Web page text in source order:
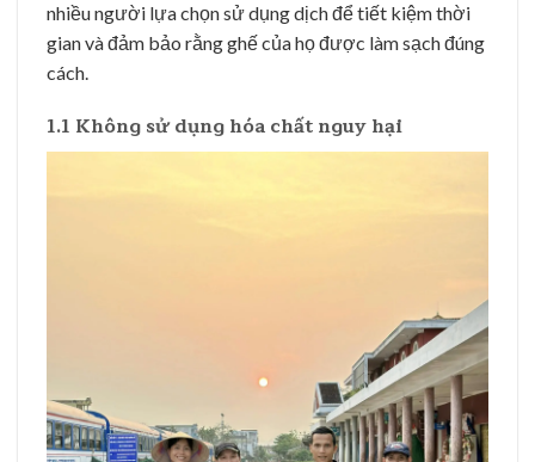
nhiều người lựa chọn sử dụng dịch để tiết kiệm thời
gian và đảm bảo rằng ghế của họ được làm sạch đúng
cách.
1.1 Không sử dụng hóa chất nguy hại